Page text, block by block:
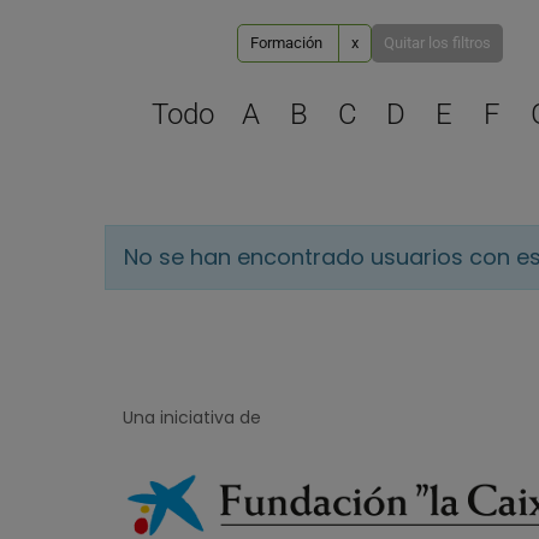
Formación x Quitar los filtros
Todo A B C D E F
No se han encontrado usuarios con
Una iniciativa de